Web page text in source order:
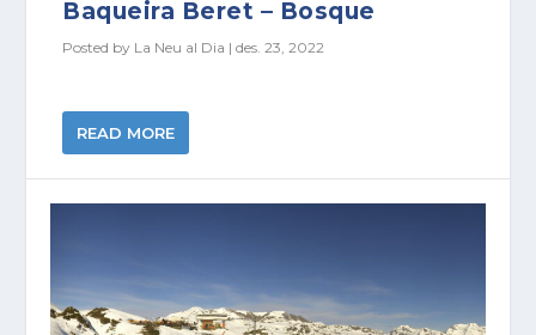
Baqueira Beret – Bosque
Posted by La Neu al Dia |des. 23, 2022
READ MORE